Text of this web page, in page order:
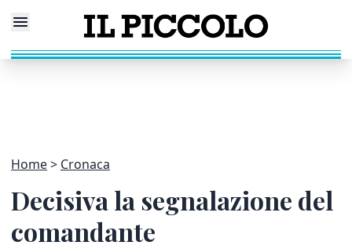
Home Cronaca
Decisiva la segnalazione del
comandante